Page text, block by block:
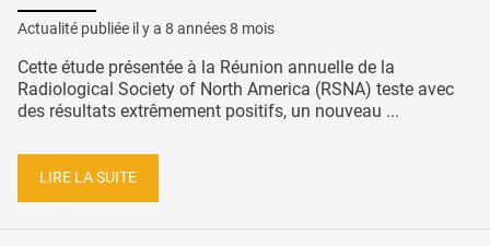
Actualité publiée il y a 8 années 8 mois
Cette étude présentée à la Réunion annuelle de la
Radiological Society of North America (RSNA) teste avec
des résultats extrêmement positifs, un nouveau ...
LIRE LA SUITE